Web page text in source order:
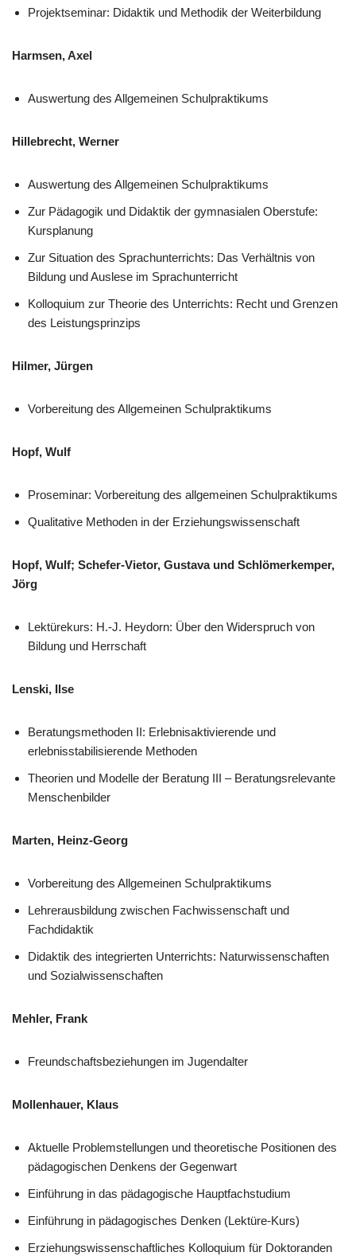
Projektseminar: Didaktik und Methodik der Weiterbildung
Harmsen, Axel
Auswertung des Allgemeinen Schulpraktikums
Hillebrecht, Werner
Auswertung des Allgemeinen Schulpraktikums
Zur Pädagogik und Didaktik der gymnasialen Oberstufe:
Kursplanung
Zur Situation des Sprachunterrichts: Das Verhältnis von
Bildung und Auslese im Sprachunterricht
Kolloquium zur Theorie des Unterrichts: Recht und Grenzen
des Leistungsprinzips
Hilmer, Jürgen
Vorbereitung des Allgemeinen Schulpraktikums
Hopf, Wulf
Proseminar: Vorbereitung des allgemeinen Schulpraktikums
Qualitative Methoden in der Erziehungswissenschaft
Hopf, Wulf; Schefer-Vietor, Gustava und Schlömerkemper,
Jörg
Lektürekurs: H.-J. Heydorn: Über den Widerspruch von
Bildung und Herrschaft
Lenski, Ilse
Beratungsmethoden II: Erlebnisaktivierende und
erlebnisstabilisierende Methoden
Theorien und Modelle der Beratung III – Beratungsrelevante
Menschenbilder
Marten, Heinz-Georg
Vorbereitung des Allgemeinen Schulpraktikums
Lehrerausbildung zwischen Fachwissenschaft und
Fachdidaktik
Didaktik des integrierten Unterrichts: Naturwissenschaften
und Sozialwissenschaften
Mehler, Frank
Freundschaftsbeziehungen im Jugendalter
Mollenhauer, Klaus
Aktuelle Problemstellungen und theoretische Positionen des
pädagogischen Denkens der Gegenwart
Einführung in das pädagogische Hauptfachstudium
Einführung in pädagogisches Denken (Lektüre-Kurs)
Erziehungswissenschaftliches Kolloquium für Doktoranden